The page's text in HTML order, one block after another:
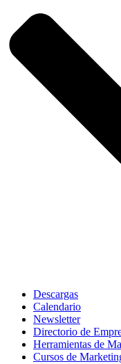
Descargas
Calendario
Newsletter
Directorio de
Herramientas de
Cursos de